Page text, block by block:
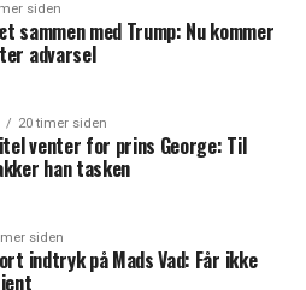
siden
sammen med Trump: Nu kommer
advarsel
20 timer siden
venter for prins George: Til
han tasken
siden
indtryk på Mads Vad: Får ikke